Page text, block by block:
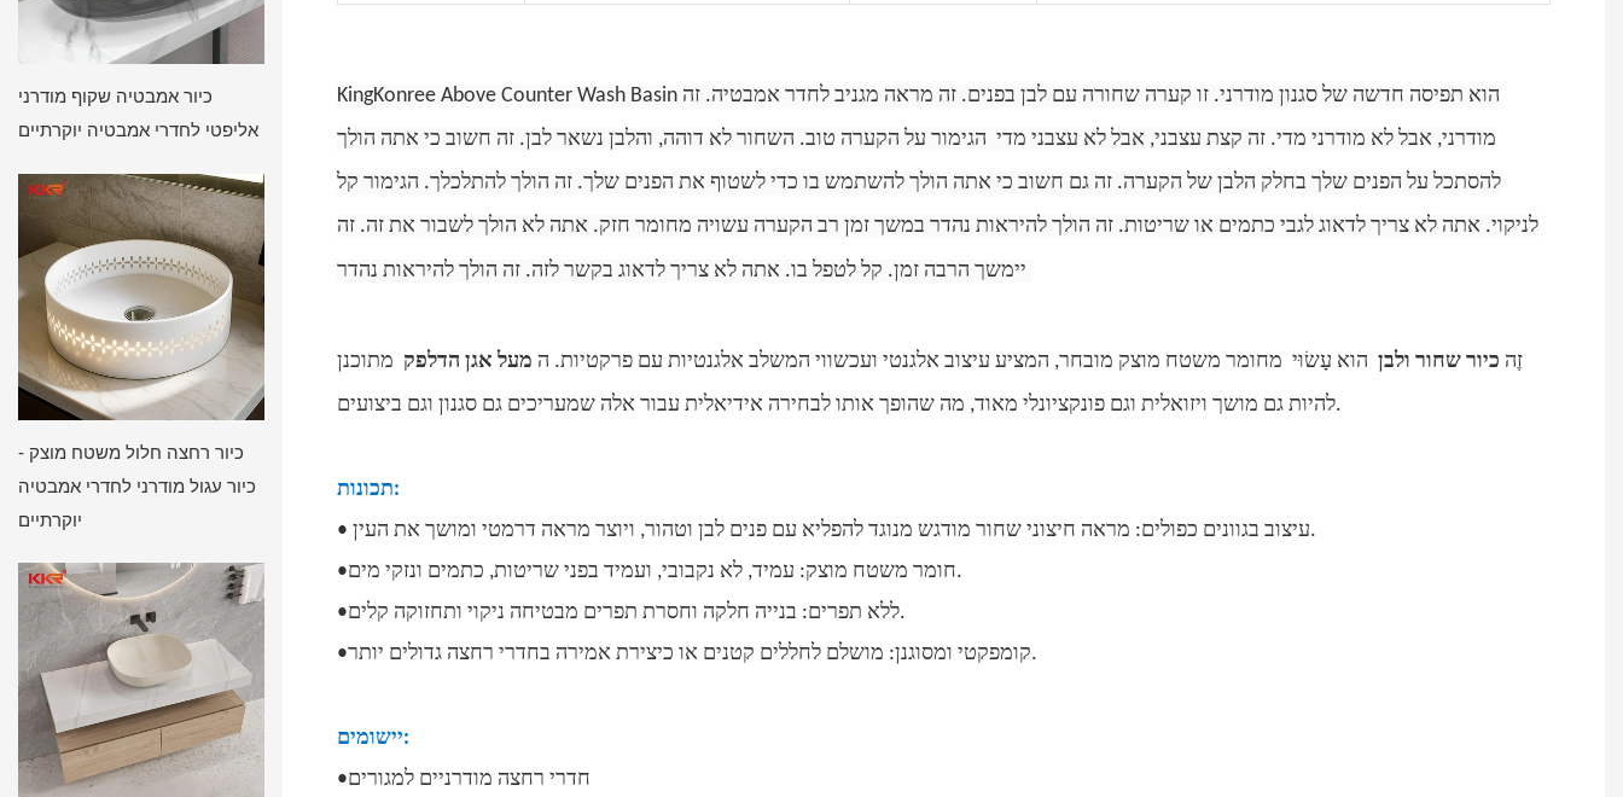
כיור אמבטיה שקוף מודרני
אליפטי לחדרי אמבטיה יוקרתיים
כיור רחצה חלול משטח מוצק -
כיור עגול מודרני לחדרי אמבטיה
יוקרתיים
KingKonree Above Counter Wash Basin הוא תפיסה חדשה של סגנון מודרני. זו קערה שחורה עם לבן בפנים. זה מראה מגניב לחדר אמבטיה. זה
מודרני, אבל לא מודרני מדי. זה קצת עצבני, אבל לא עצבני מדי הגימור על הקערה טוב. השחור לא דוהה, והלבן נשאר לבן. זה חשוב כי אתה הולך
להסתכל על הפנים שלך בחלק הלבן של הקערה. זה גם חשוב כי אתה הולך להשתמש בו כדי לשטוף את הפנים שלך. זה הולך להתלכלך. הגימור קל
לניקוי. אתה לא צריך לדאוג לגבי כתמים או שריטות. זה הולך להיראות נהדר במשך זמן רב הקערה עשויה מחומר חזק. אתה לא הולך לשבור את זה. זה
זֶה כיור שחור ולבן הוא עָשׂוּי מחומר משטח מוצק מובחר, המציע עיצוב אלגנטי ועכשווי המשלב אלגנטיות עם פרקטיות. ה מעל אגן הדלפק מתוכנן
להיות גם מושך ויזואלית וגם פונקציונלי מאוד, מה שהופך אותו לבחירה אידיאלית עבור אלה שמעריכים גם סגנון וגם ביצועים.
תכונות:
• עיצוב בגוונים כפולים: מראה חיצוני שחור מודגש מנוגד להפליא עם פנים לבן וטהור, ויוצר מראה דרמטי ומושך את העין.
•חומר משטח מוצק: עמיד, לא נקבובי, ועמיד בפני שריטות, כתמים ונזקי מים.
•ללא תפרים: בנייה חלקה וחסרת תפרים מבטיחה ניקוי ותחזוקה קלים.
•קומפקטי ומסוגנן: מושלם לחללים קטנים או כיצירת אמירה בחדרי רחצה גדולים יותר.
יישומים:
•חדרי רחצה מודרניים למגורים